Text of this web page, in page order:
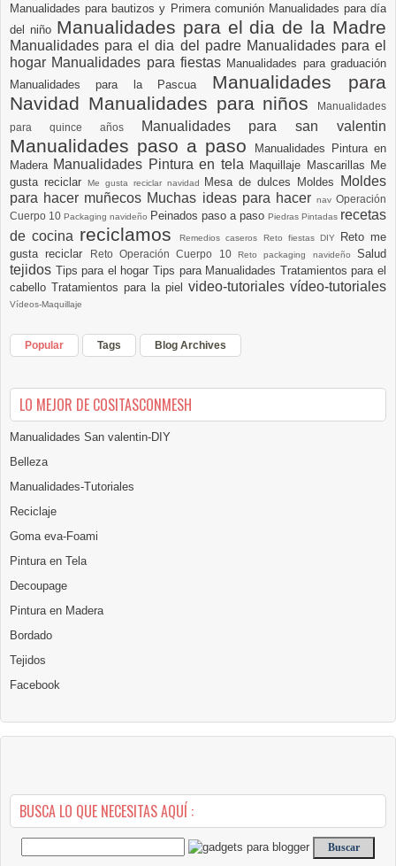
Manualidades para bautizos y Primera comunión Manualidades para día
del niño Manualidades para el dia de la Madre
Manualidades para el dia del padre Manualidades para el
hogar Manualidades para fiestas Manualidades para graduación
Manualidades para la Pascua Manualidades para
Navidad Manualidades para niños
Manualidades
para quince años
Manualidades para san valentin
Manualidades paso a paso
Manualidades Pintura en
Madera Manualidades Pintura en tela Maquillaje Mascarillas Me
gusta reciclar
Me gusta reciclar navidad Mesa de dulces Moldes
Moldes
para hacer muñecos Muchas ideas para hacer nav Operación
Cuerpo 10 Packaging navideño Peinados paso a paso Piedras Pintadas recetas
de cocina reciclamosRemedios caseros Reto fiestas DIY
Reto me
gusta reciclar
Reto Operación Cuerpo 10Reto packaging navideñoSalud
tejidos Tips para el hogarTips para Manualidades Tratamientos para el
cabello Tratamientos para la piel video-tutoriales vídeo-tutoriales
Vídeos-Maquillaje
Popular Tags Blog Archives
LO MEJOR DE COSITASCONMESH
Manualidades San valentin-DIY
Belleza
Manualidades-Tutoriales
Reciclaje
Goma eva-Foami
Pintura en Tela
Decoupage
Pintura en Madera
Bordado
Tejidos
Facebook
BUSCA LO QUE NECESITAS AQUÍ :